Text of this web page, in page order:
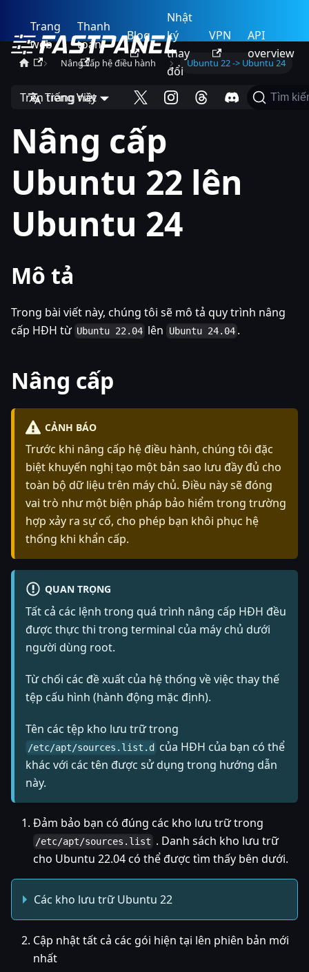
Trang
web
Thanh
toán
Blog
Nhật
ký
thay
đổi
VPN
API
overview
Tiếng Việt Tìm
Nâng cấp hệ điều hành Ubuntu 22 -> Ubuntu 24
Trên trang này
Nâng cấp
Ubuntu 22 lên
Ubuntu 24
Mô tả
Trong bài viết này, chúng tôi sẽ mô tả quy trình nâng
cấp HĐH từ Ubuntu 22.04 lên Ubuntu 24.04 .
Nâng cấp
CẢNH BÁO
Trước khi nâng cấp hệ điều hành, chúng tôi đặc
biệt khuyến nghị tạo một bản sao lưu đầy đủ cho
toàn bộ dữ liệu trên máy chủ. Điều này sẽ đóng
vai trò như một biện pháp bảo hiểm trong trường
hợp xảy ra sự cố, cho phép bạn khôi phục hệ
thống khi khẩn cấp.
QUAN TRỌNG
Tất cả các lệnh trong quá trình nâng cấp HĐH đều
được thực thi trong terminal của máy chủ dưới
người dùng root.
Từ chối các đề xuất của hệ thống về việc thay thế
tệp cấu hình (hành động mặc định).
Tên các tệp kho lưu trữ trong
/etc/apt/sources.list.d
của HĐH của bạn có thể
khác với các tên được sử dụng trong hướng dẫn
này.
Đảm bảo bạn có đúng các kho lưu trữ trong
/etc/apt/sources.list . Danh sách kho lưu trữ
cho Ubuntu 22.04 có thể được tìm thấy bên dưới.
Các kho lưu trữ Ubuntu 22
Cập nhật tất cả các gói hiện tại lên phiên bản mới
nhất